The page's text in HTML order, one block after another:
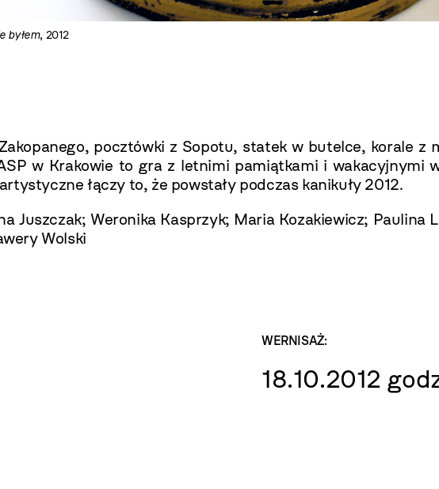
byłem, 2012
pocztówki z Sopotu, statek w butelce, korale z
w Krakowie to gra z letnimi pamiątkami i wakacyjnymi
łączy to, że powstały podczas kanikuły 2012.
Juszczak; Weronika Kasprzyk; Maria Kozakiewicz; Paulina
Wolski
WERNISAŻ:
18.10.2012